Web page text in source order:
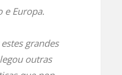
e Europa.
grandes
outras